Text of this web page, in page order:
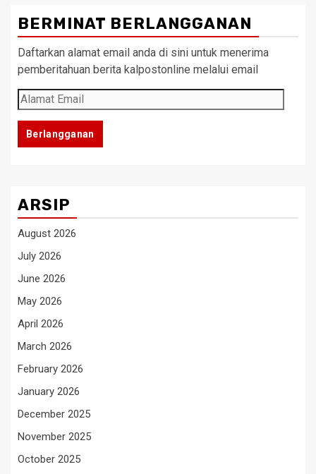
BERMINAT BERLANGGANAN
Daftarkan alamat email anda di sini untuk menerima
pemberitahuan berita kalpostonline melalui email
Alamat
Email
Berlangganan
ARSIP
August 2026
July 2026
June 2026
May 2026
April 2026
March 2026
February 2026
January 2026
December 2025
November 2025
October 2025